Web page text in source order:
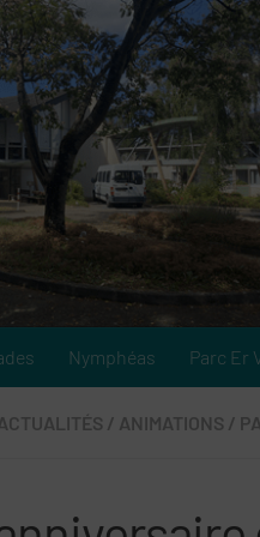
Nymphéas Parc Er
ACTUALITÉS / ANIMATIONS /